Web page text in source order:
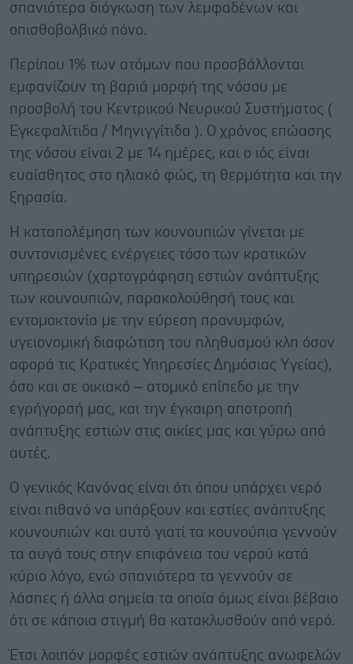
σπανιότερα διόγκωση των λεμφαδένων και
οπισθοβολβικό πόνο.
Περίπου 1% των ατόμων που προσβάλλονται
εμφανίζουν τη βαριά μορφή της νόσου με
προσβολή του Κεντρικού Νευρικού Συστήματος (
Εγκεφαλίτιδα / Μηνιγγίτιδα ). Ο χρόνος επώασης
της νόσου είναι 2 με 14 ημέρες, και ο ιός είναι
ευαίσθητος στο ηλιακό φώς, τη θερμότητα και την
ξηρασία.
Η καταπολέμηση των κουνουπιών γίνεται με
συντονισμένες ενέργειες τόσο των κρατικών
υπηρεσιών (χαρτογράφηση εστιών ανάπτυξης
των κουνουπιών, παρακολούθησή τους και
εντομοκτονία με την εύρεση προνυμφών,
υγειονομική διαφώτιση του πληθυσμού κλπ όσον
αφορά τις Κρατικές Υπηρεσίες Δημόσιας Υγείας),
όσο και σε οικιακό – ατομικό επίπεδο με την
εγρήγορσή μας, και την έγκαιρη αποτροπή
ανάπτυξης εστιών στις οικίες μας και γύρω από
αυτές.
Ο γενικός Κανόνας είναι ότι όπου υπάρχει νερό
είναι πιθανό να υπάρξουν και εστίες ανάπτυξης
κουνουπιών και αυτό γιατί τα κουνούπια γεννούν
τα αυγά τους στην επιφάνεια του νερού κατά
κύριο λόγο, ενώ σπανιότερα τα γεννούν σε
λάσπες ή άλλα σημεία τα οποία όμως είναι βέβαιο
ότι σε κάποια στιγμή θα κατακλυσθούν από νερό.
Έτσι λοιπόν μορφές εστιών ανάπτυξης ανωφελών